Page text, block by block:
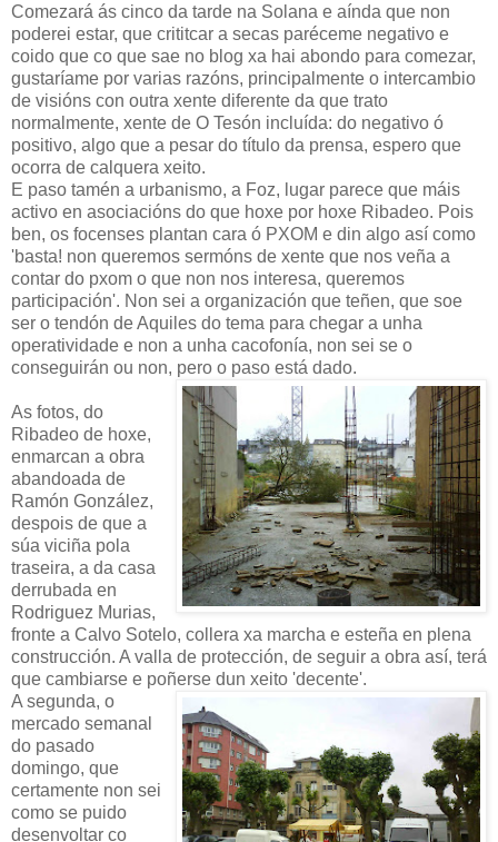
Comezará ás cinco da tarde na Solana e aínda que non
poderei estar, que crititcar a secas paréceme negativo e
coido que co que sae no blog xa hai abondo para comezar,
gustaríame por varias razóns, principalmente o intercambio
de visións con outra xente diferente da que trato
normalmente, xente de O Tesón incluída: do negativo ó
positivo, algo que a pesar do título da prensa, espero que
ocorra de calquera xeito.
E paso tamén a urbanismo, a Foz, lugar parece que máis
activo en asociacións do que hoxe por hoxe Ribadeo. Pois
ben, os focenses plantan cara ó PXOM e din algo así como
'basta! non queremos sermóns de xente que nos veña a
contar do pxom o que non nos interesa, queremos
participación'. Non sei a organización que teñen, que soe
ser o tendón de Aquiles do tema para chegar a unha
operatividade e non a unha cacofonía, non sei se o
conseguirán ou non, pero o paso está dado.
As fotos, do
Ribadeo de hoxe,
enmarcan a obra
abandoada de
Ramón González,
despois de que a
súa viciña pola
traseira, a da casa
derrubada en
Rodriguez Murias,
fronte a Calvo Sotelo, collera xa marcha e esteña en plena
construcción. A valla de protección, de seguir a obra así, terá
que cambiarse e poñerse dun xeito 'decente'.
A segunda, o
mercado semanal
do pasado
domingo, que
certamente non sei
como se puido
desenvoltar co